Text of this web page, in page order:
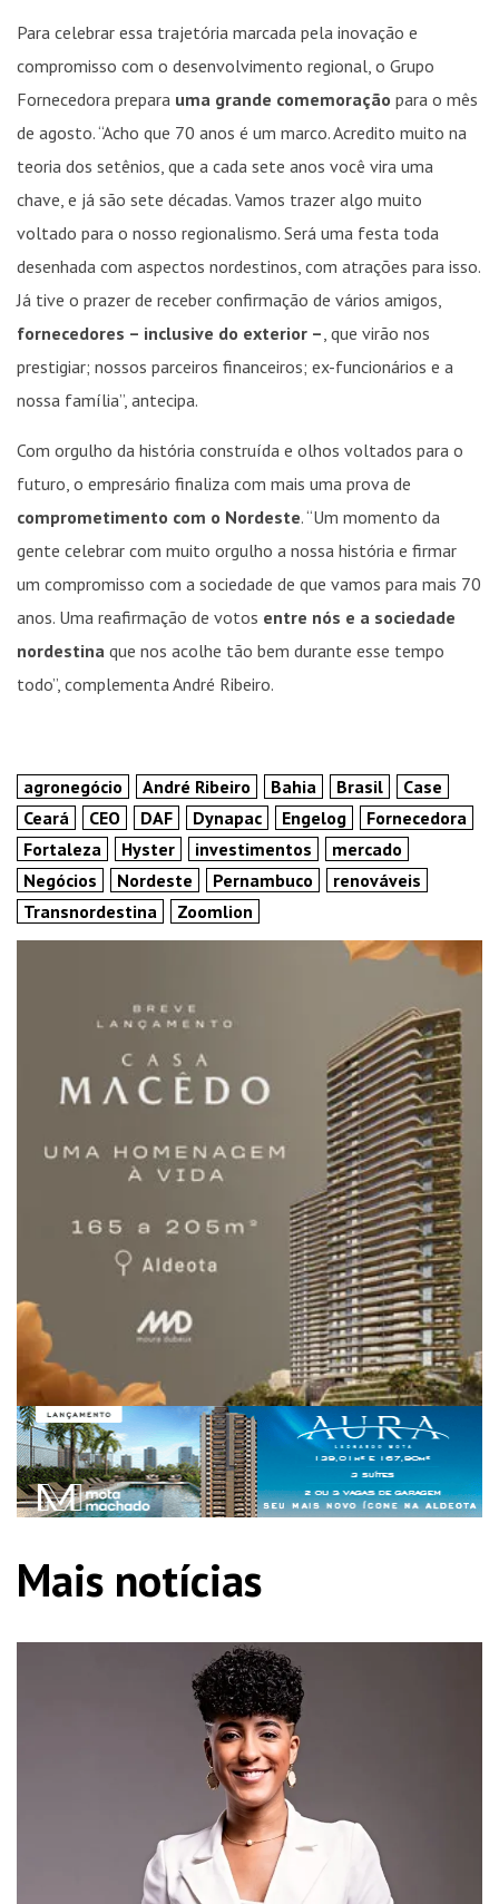
Para celebrar essa trajetória marcada pela inovação e
compromisso com o desenvolvimento regional, o Grupo
Fornecedora prepara uma grande comemoração para o mês
de agosto. “Acho que 70 anos é um marco. Acredito muito na
teoria dos setênios, que a cada sete anos você vira uma
chave, e já são sete décadas. Vamos trazer algo muito
voltado para o nosso regionalismo. Será uma festa toda
desenhada com aspectos nordestinos, com atrações para isso.
Já tive o prazer de receber confirmação de vários amigos,
fornecedores – inclusive do exterior – , que virão nos
prestigiar; nossos parceiros financeiros; ex-funcionários e a
nossa família”, antecipa.
Com orgulho da história construída e olhos voltados para o
futuro, o empresário finaliza com mais uma prova de
comprometimento com o Nordeste. “Um momento da
gente celebrar com muito orgulho a nossa história e firmar
um compromisso com a sociedade de que vamos para mais 70
anos. Uma reafirmação de votos entre nós e a sociedade
nordestina que nos acolhe tão bem durante esse tempo
todo”, complementa André Ribeiro.
agronegócio André Ribeiro Bahia Brasil
Case
Ceará
CEO DAF Dynapac Engelog
Fornecedora
Fortaleza
Hyster investimentos
mercado
Negócios
Nordeste Pernambuco
renováveis
Transnordestina
Zoomlion
Mais notícias